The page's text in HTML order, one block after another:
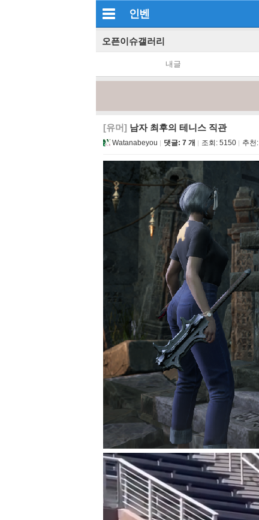
인벤
오픈이슈갤러리
내글
[유머] 남자 최후의 테니스 직관
Watanabeyou 댓글: 7 개 조회: 5150 추천: